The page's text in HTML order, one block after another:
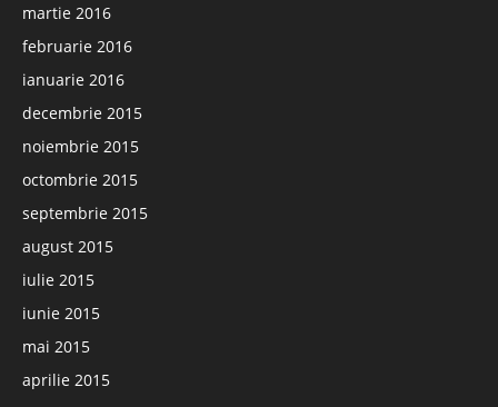
martie 2016
februarie 2016
ianuarie 2016
decembrie 2015
noiembrie 2015
octombrie 2015
septembrie 2015
august 2015
iulie 2015
iunie 2015
mai 2015
aprilie 2015